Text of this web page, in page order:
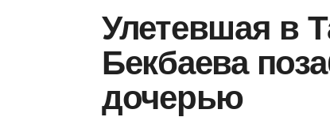
Улетевшая в
Бекбаева
дочерью